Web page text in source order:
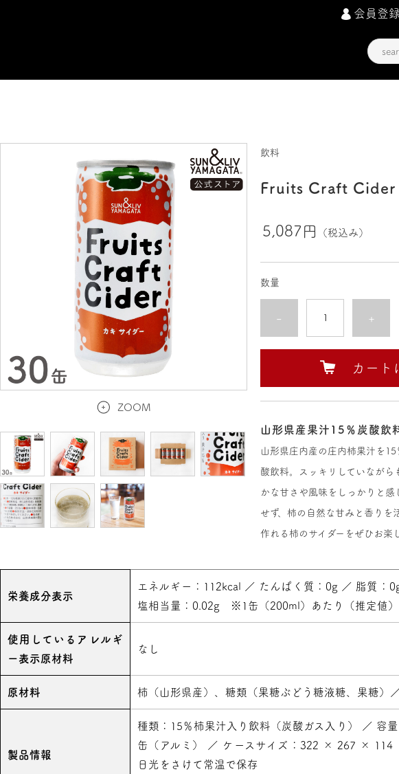
会員登録
ZOOM
飲料
Fruits Craft Cider
5,087円 （税込み）
数量
- +
カート
山形県産果汁15％炭酸飲
山形県庄内産の庄内柿果汁を
酸飲料。スッキリしていながら
かな甘さや風味をしっかりと感
せず、柿の自然な甘みと香りを
作れる柿のサイダーをぜひお楽
栄養成分表示
エネルギー：112kcal ／ たんぱく質：0g ／ 脂質：
塩相当量：0.02g ※1缶（200ml）あたり（推定値）
使用しているアレルギ
ー表示原材料
なし
原材料 柿（山形県産）、糖類（果糖ぶどう糖液糖、果糖）
製品情報
種類：15％柿果汁入り飲料（炭酸ガス入り） ／ 容
缶（アルミ） ／ ケースサイズ：322 × 267 × 114
日光をさけて常温で保存